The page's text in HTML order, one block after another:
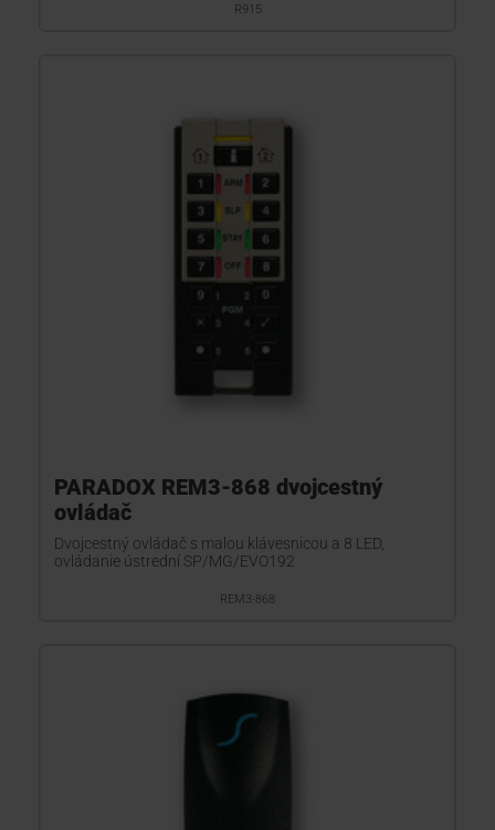
R915
PARADOX REM3-868 dvojcestný
ovládač
Dvojcestný ovládač s malou klávesnicou a 8 LED,
ovládanie ústrední SP/MG/EVO192
REM3-868